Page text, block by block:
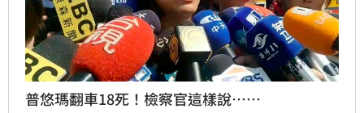
普悠瑪翻車18死！檢察官這樣說⋯⋯